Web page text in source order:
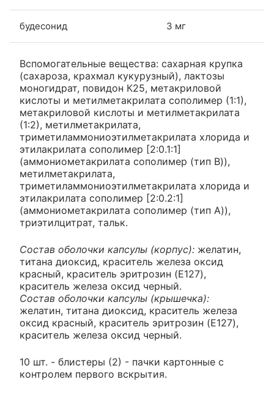
будесонид 3 мг
Вспомогательные вещества: сахарная крупка
(сахароза, крахмал кукурузный), лактозы
моногидрат, повидон К25, метакриловой
кислоты и метилметакрилата сополимер (1:1),
метакриловой кислоты и метилметакрилата
(1:2), метилметакрилата,
триметиламмониоэтилметакрилата хлорида и
этилакрилата сополимер [2:0.1:1]
(аммониометакрилата сополимер (тип B)),
метилметакрилата,
триметиламмониоэтилметакрилата хлорида и
этилакрилата сополимер [2:0.2:1]
(аммониометакрилата сополимер (тип A)),
триэтилцитрат, тальк.
Состав оболочки капсулы (корпус): желатин,
титана диоксид, краситель железа оксид
красный, краситель эритрозин (E127),
краситель железа оксид черный.
Состав оболочки капсулы (крышечка):
желатин, титана диоксид, краситель железа
оксид красный, краситель эритрозин (E127),
краситель железа оксид черный.
10 шт. - блистеры (2) - пачки картонные с
контролем первого вскрытия.